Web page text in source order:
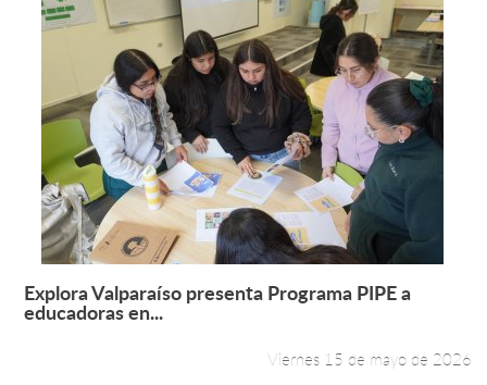
Leer más +
Explora Valparaíso presenta Programa PIPE a
educadoras en...
Viernes 15 de mayo de 2026